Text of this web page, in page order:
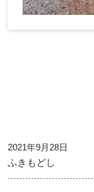
2021年9月28日
ふきもどし